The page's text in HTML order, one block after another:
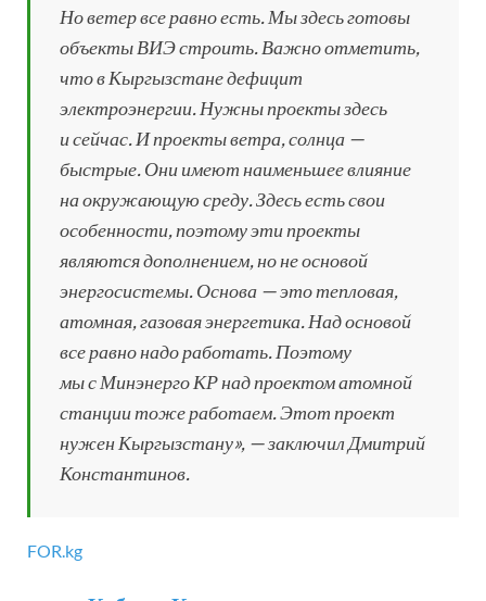
Но ветер все равно есть. Мы здесь готовы
объекты ВИЭ строить. Важно отметить,
что в Кыргызстане дефицит
электроэнергии. Нужны проекты здесь
и сейчас. И проекты ветра, солнца —
быстрые. Они имеют наименьшее влияние
на окружающую среду. Здесь есть свои
особенности, поэтому эти проекты
являются дополнением, но не основой
энергосистемы. Основа — это тепловая,
атомная, газовая энергетика. Над основой
все равно надо работать. Поэтому
мы с Минэнерго КР над проектом атомной
станции тоже работаем. Этот проект
нужен Кыргызстану», — заключил Дмитрий
Константинов.
FOR.kg